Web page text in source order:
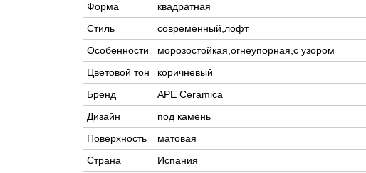
Форма
квадратная
Стиль
современный,лофт
Особенности
морозостойкая,огнеупорная,с узором
Цветовой тон
коричневый
Бренд
APE Ceramica
Дизайн
под камень
Поверхность
матовая
Страна
Испания